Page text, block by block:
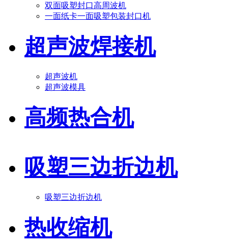
双面吸塑封口高周波机
一面纸卡一面吸塑包装封口机
超声波焊接机
超声波机
超声波模具
高频热合机
吸塑三边折边机
吸塑三边折边机
热收缩机